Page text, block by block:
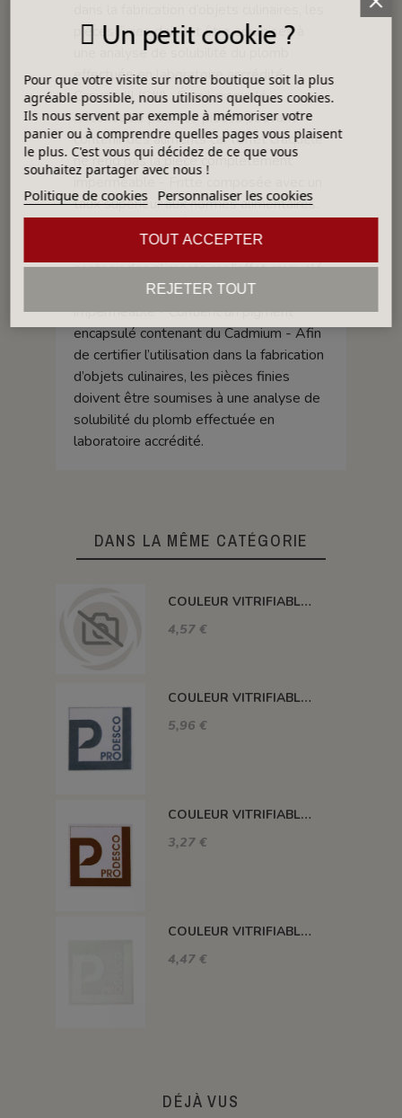
pièces finies doivent être soumises à
une analyse de solubilité du plomb
effectuée en laboratoire accrédité.
Groupe III (GIII) : Émail craquelé,
déconseillé pour les pièces pouvant
contenir des aliments car l’effet craquelé
ne rend pas la pièce complètement
imperméable - Fritte composée avec un
taux supérieur aux normes alimentaires.
déconseillé pour les pièces pouvant
contenir des aliments car l’effet craquelé
ne rend pas la pièce complètement
imperméable - Contient un pigment
encapsulé contenant du Cadmium - Afin
de certifier l’utilisation dans la fabrication
d’objets culinaires, les pièces finies
doivent être soumises à une analyse de
solubilité du plomb effectuée en
laboratoire accrédité.
DANS LA MÊME CATÉGORIE
COULEUR VITRIFIABLE DÉCOR SANS PLOMB JAUNE VA105
4,57 €
COULEUR VITRIFIABLE DÉCOR SANS PLOMB GRIS VA116
5,96 €
COULEUR VITRIFIABLE DÉCOR SANS PLOMB CHOCOLAT VA109
3,27 €
COULEUR VITRIFIABLE DÉCOR SANS PLOMB BLANC VA103
4,47 €
DÉJÀ VUS
Un petit cookie ?
Pour que votre visite sur notre boutique soit la plus
agréable possible, nous utilisons quelques cookies.
Ils nous servent par exemple à mémoriser votre
panier ou à comprendre quelles pages vous plaisent
le plus. C'est vous qui décidez de ce que vous
souhaitez partager avec nous !
Politique de cookies Personnaliser les cookies
REJETER TOUT
TOUT ACCEPTER